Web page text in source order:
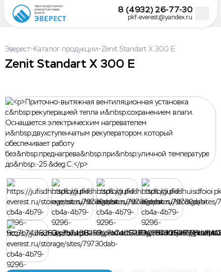
8 (4932) 26-77-30
pkf-everest@yandex.ru
Эверест-Каталог продукции-Zenit Standart X 300 E
Zenit Standart X 300 E